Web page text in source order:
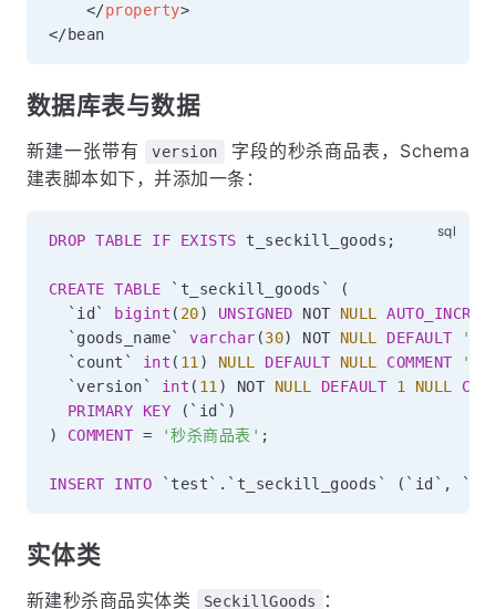
</property>
数据库表与数据
新建一张带有 version
字段的秒杀商品表，Schema
建表脚本如下，并添加一条：
DROP TABLE IF EXISTS t_seckill_goods ;
CREATE TABLE ` t_seckill_goods `
(
` id ` bigint ( 20) UNSIGNED NOT NULL
` goods_name` varchar (30) NOT NULL DEFAULT ''
` count ` int ( 11) NULL DEFAULT NULL COMMENT
'库
`version ` int ( 11) NOT NULL DEFAULT 1 NULL
PRIMARY
KEY ( ` id ` )
)
COMMENT = '秒杀商品表' ;
INSERT INTO ` test ` . ` t_seckill_goods ` ( ` id ` , `
实体类
新建秒杀商品实体类 SeckillGoods ：